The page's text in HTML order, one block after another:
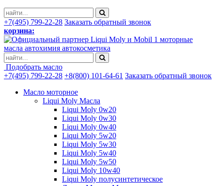
+7(495) 799-22-28 Заказать обратный звонок
корзина:
моторные
масла автохимия автокосметика
Подобрать масло
+7(495) 799-22-28 +8(800) 101-64-61 Заказать обратный звонок
Масло моторное
Liqui Moly Масла
Liqui Moly 0w20
Liqui Moly 0w30
Liqui Moly 0w40
Liqui Moly 5w20
Liqui Moly 5w30
Liqui Moly 5w40
Liqui Moly 5w50
Liqui Moly 10w40
Liqui Moly полусинтетическое